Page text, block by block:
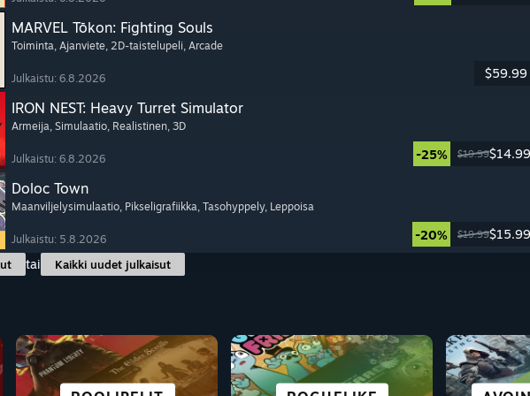
MARVEL Tōkon: Fighting Souls
Toiminta, Ajanviete, 2D-taistelupeli, Arcade
Julkaistu: 6.8.2026 $59.99
IRON NEST: Heavy Turret Simulator
Armeija, Simulaatio, Realistinen, 3D
Julkaistu: 6.8.2026 -25% $19.99$14.99
Doloc Town
Maanviljelysimulaatio, Pikseligrafiikka, Tasohyppely, Leppoisa
Julkaistu: 5.8.2026 -20% $19.99$15.99
tai Kaikki uudet julkaisut
TOIMII HYVIN